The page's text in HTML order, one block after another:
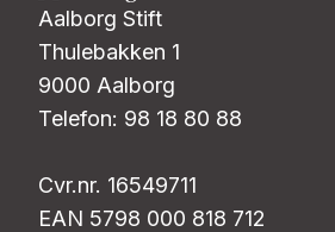
Aalborg Stift
Thulebakken 1
9000 Aalborg
Telefon: 98 18 80 88
Cvr.nr. 16549711
EAN 5798 000 818 712